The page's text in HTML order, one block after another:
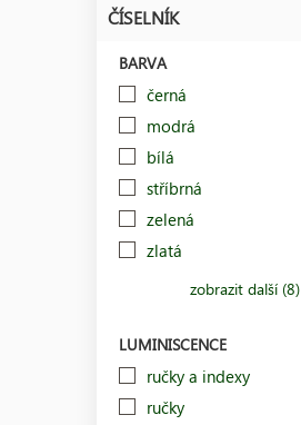
ČÍSELNÍK
BARVA
černá
modrá
bílá
stříbrná
zelená
zlatá
zobrazit další (8)
LUMINISCENCE
ručky a indexy
ručky